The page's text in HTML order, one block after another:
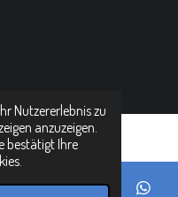
Nutzererlebnis zu
anzuzeigen.
bestätigt Ihre